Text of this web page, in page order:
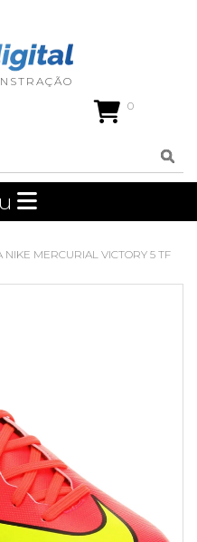
0
NIKE MERCURIAL VICTORY 5 TF